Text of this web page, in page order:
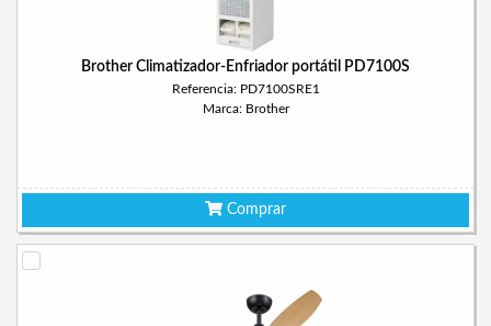
Brother Climatizador-Enfriador portátil PD7100S
Referencia: PD7100SRE1
Marca: Brother
Comprar